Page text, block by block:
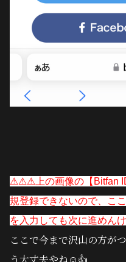
⚠︎⚠︎⚠︎上の画像の【Bitfan
規登録できないので、こ
を入力しても次に進めん
ここで今まで沢山の方が